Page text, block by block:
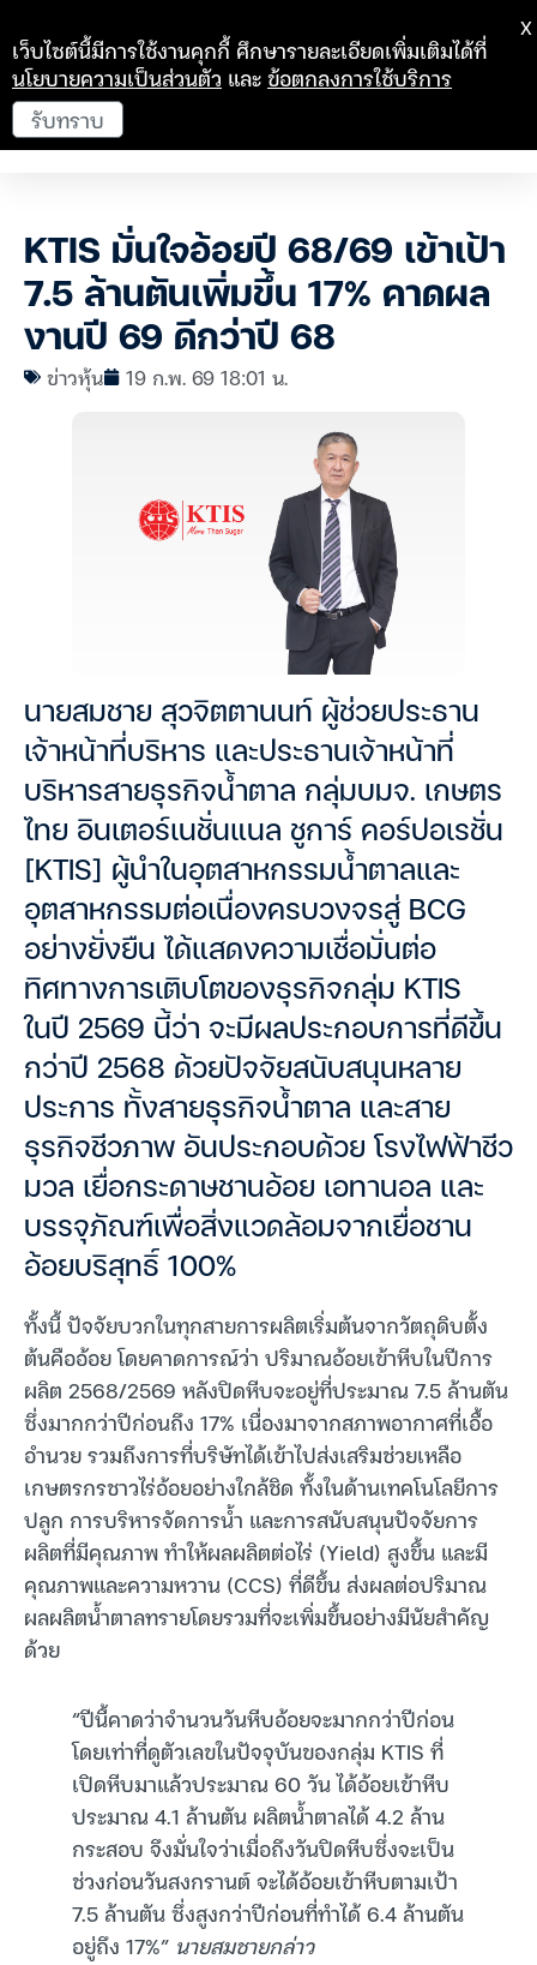
KTIS มั่นใจอ้อยปี 68/69 เข้าเป้า
7.5 ล้านตันเพิ่มขึ้น 17% คาดผล
งานปี 69 ดีกว่าปี 68
ข่าวหุ้น 19 ก.พ. 69 18:01 น.
นายสมชาย สุวจิตตานนท์ ผู้ช่วยประธาน
เจ้าหน้าที่บริหาร และประธานเจ้าหน้าที่
บริหารสายธุรกิจน้ำตาล กลุ่มบมจ. เกษตร
ไทย อินเตอร์เนชั่นแนล ชูการ์ คอร์ปอเรชั่น
[KTIS] ผู้นำในอุตสาหกรรมน้ำตาลและ
อุตสาหกรรมต่อเนื่องครบวงจรสู่ BCG
อย่างยั่งยืน ได้แสดงความเชื่อมั่นต่อ
ทิศทางการเติบโตของธุรกิจกลุ่ม KTIS
ในปี 2569 นี้ว่า จะมีผลประกอบการที่ดีขึ้น
กว่าปี 2568 ด้วยปัจจัยสนับสนุนหลาย
ประการ ทั้งสายธุรกิจน้ำตาล และสาย
ธุรกิจชีวภาพ อันประกอบด้วย โรงไฟฟ้าชีว
มวล เยื่อกระดาษชานอ้อย เอทานอล และ
บรรจุภัณฑ์เพื่อสิ่งแวดล้อมจากเยื่อชาน
อ้อยบริสุทธิ์ 100%
ทั้งนี้ ปัจจัยบวกในทุกสายการผลิตเริ่มต้นจากวัตถุดิบตั้ง
ต้นคืออ้อย โดยคาดการณ์ว่า ปริมาณอ้อยเข้าหีบในปีการ
ผลิต 2568/2569 หลังปิดหีบจะอยู่ที่ประมาณ 7.5 ล้านตัน
ซึ่งมากกว่าปีก่อนถึง 17% เนื่องมาจากสภาพอากาศที่เอื้อ
อำนวย รวมถึงการที่บริษัทได้เข้าไปส่งเสริมช่วยเหลือ
เกษตรกรชาวไร่อ้อยอย่างใกล้ชิด ทั้งในด้านเทคโนโลยีการ
ปลูก การบริหารจัดการน้ำ และการสนับสนุนปัจจัยการ
ผลิตที่มีคุณภาพ ทำให้ผลผลิตต่อไร่ (Yield) สูงขึ้น และมี
คุณภาพและความหวาน (CCS) ที่ดีขึ้น ส่งผลต่อปริมาณ
ผลผลิตน้ำตาลทรายโดยรวมที่จะเพิ่มขึ้นอย่างมีนัยสำคัญ
ด้วย
“ปีนี้คาดว่าจำนวนวันหีบอ้อยจะมากกว่าปีก่อน
โดยเท่าที่ดูตัวเลขในปัจจุบันของกลุ่ม KTIS ที่
เปิดหีบมาแล้วประมาณ 60 วัน ได้อ้อยเข้าหีบ
ประมาณ 4.1 ล้านตัน ผลิตน้ำตาลได้ 4.2 ล้าน
กระสอบ จึงมั่นใจว่าเมื่อถึงวันปิดหีบซึ่งจะเป็น
ช่วงก่อนวันสงกรานต์ จะได้อ้อยเข้าหีบตามเป้า
7.5 ล้านตัน ซึ่งสูงกว่าปีก่อนที่ทำได้ 6.4 ล้านตัน
อยู่ถึง 17%” นายสมชายกล่าว
เว็บไซต์นี้มีการใช้งานคุกกี้ ศึกษารายละเอียดเพิ่มเติมได้ที่
นโยบายความเป็นส่วนตัว และข้อตกลงการใช้บริการ
รับทราบ
X